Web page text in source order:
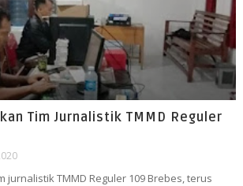
Tim Jurnalistik TMMD Reguler
jurnalistik TMMD Reguler 109 Brebes, terus